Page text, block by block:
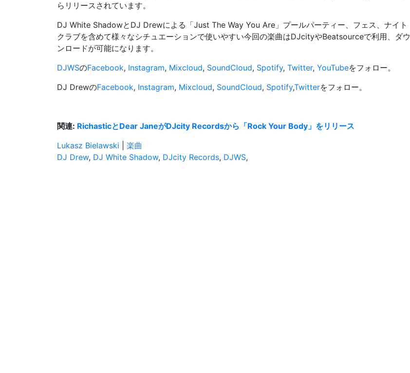
らリリースされています。
DJ White ShadowとDJ Drewによる「Just The Way You Are」プールパーティー、フェス、ナイト
クラブを含めて様々なシチュエーションで使いやすい今回の楽曲はDJcityやBeatsourceで利用、ダウ
ンロードが可能になります。
DJWSのFacebook, Instagram, Mixcloud, SoundCloud, Spotify, Twitter, YouTubeをフォロー。
DJ DrewのFacebook, Instagram, Mixcloud, SoundCloud, Spotify,Twitterをフォロー。
関連: RichasticとDear JaneがDJcity Recordsから「Rock Your Body」をリリース
Lukasz Bielawski
楽曲
DJ Drew, DJ White Shadow, DJcity Records, DJWS,